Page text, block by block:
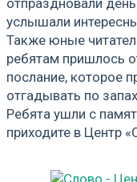
услышали
Также юные
ребятам пришлось
послание, которое
отгадывать по
Ребята ушли с
приходите в Центр